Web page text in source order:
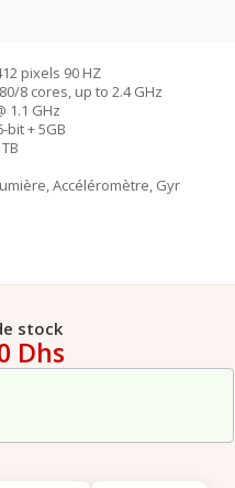
pixels 90 HZ
8 cores, up to 2.4 GHz
1.1 GHz
bit + 5GB
Accéléromètre, Gyr
stock
Dhs